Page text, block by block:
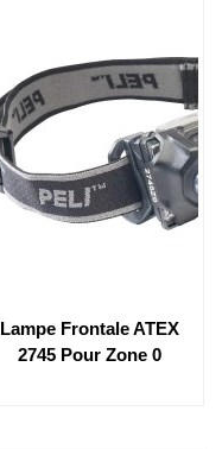
Lampe Frontale ATEX
2745 Pour Zone 0